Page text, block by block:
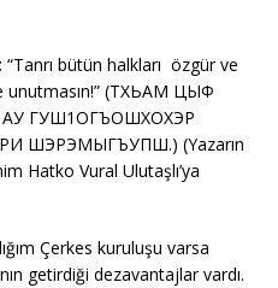
bütün halkları özgür ve
unutmasın!” (ТХЬАМ ЦЫФ
ГУШ1ОГЪОШХОХЭР
ШЭРЭМЫГЪУПШ.) (Yazarın
Hatko Vural Ulutaşlı’ya
Çerkes kuruluşu varsa
getirdiği dezavantajlar vardı.